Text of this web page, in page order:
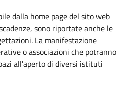
dalla home page del sito web
sono riportate anche le
La manifestazione
o associazioni che potranno
all'aperto di diversi istituti